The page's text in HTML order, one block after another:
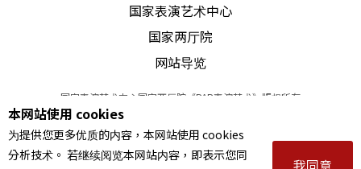
史上的许多作曲家，对我而言就像许多「房子」一
般，有些让我住不习惯，有些则让我觉得住得很舒
致敏锐与我的个性颇相容，自小就是我内心不可或
缺的需求；我首次听到的德布西音乐是《牧神午后
前奏曲》，德布西的幽远与神秘，首先让我有如陷
国家表演艺术中心
国家两厅院
网站导览
国家表演艺术中心国家两厅院《PAR表演艺术》版权所有
© 2022Performing arts redefined. All Rights Reserved
统一编号 Tax Id number 00973926
本站所提供相关演出资讯，如有异动应以主办单位公告为准。
本网站使用 cookies
为提供您更多优质的内容，本网站使用 cookies
分析技术。 若继续阅览本网站内容，即表示您同
我同意